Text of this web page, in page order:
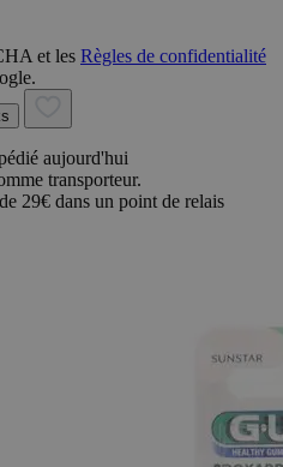
et les Règles de confidentialité
aujourd'hui
transporteur.
29€ dans un point de relais